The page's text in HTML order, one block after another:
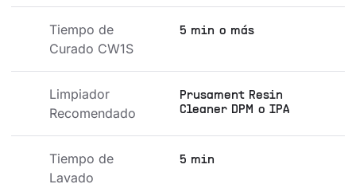
Tiempo de
Curado CW1S
5 min o más
Limpiador
Recomendado
Prusament Resin
Cleaner DPM o IPA
Tiempo de
Lavado
5 min